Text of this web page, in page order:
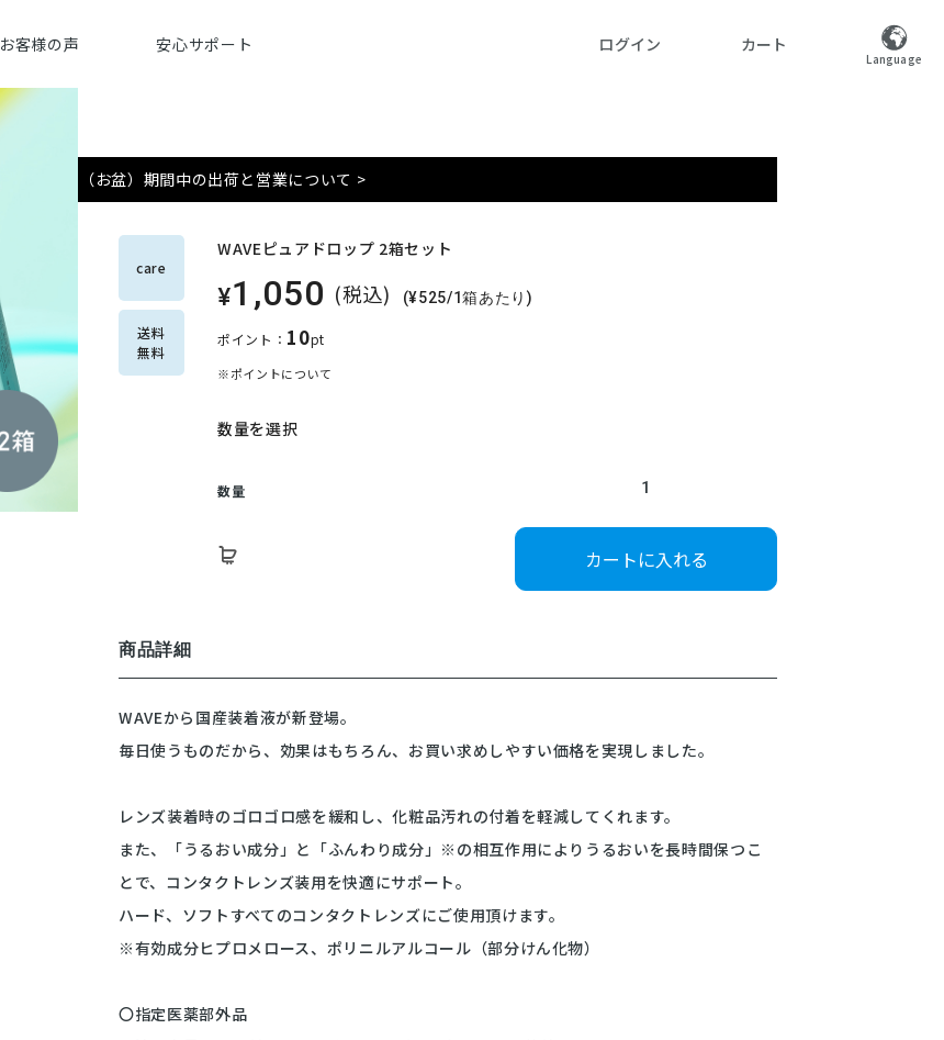
お客様の声 安心サポート ログイン カート
Language
夏季（お盆）期間中の出荷と営業について >
care
送料
無料
WAVEピュアドロップ 2箱セット
¥1,050 (税込) (¥525/1箱あたり)
ポイント： 10pt
※ポイントについて
数量を選択
数量 1
カートに入れる
商品詳細
WAVEから国産装着液が新登場。
毎日使うものだから、効果はもちろん、お買い求めしやすい価格を実現しました。
レンズ装着時のゴロゴロ感を緩和し、化粧品汚れの付着を軽減してくれます。
また、「うるおい成分」と「ふんわり成分」※の相互作用によりうるおいを長時間保つこ
とで、コンタクトレンズ装用を快適にサポート。
ハード、ソフトすべてのコンタクトレンズにご使用頂けます。
※有効成分ヒプロメロース、ポリニルアルコール（部分けん化物）
〇指定医薬部外品